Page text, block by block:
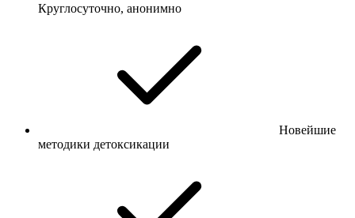
Круглосуточно, анонимно
Новейшие
методики детоксикации